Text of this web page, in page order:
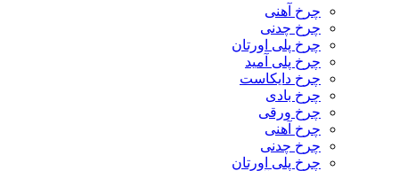
چرخ آهنی
چرخ چدنی
چرخ پلی اورتان
چرخ پلی آمید
چرخ دایکاست
چرخ بادی
چرخ ورقی
چرخ آهنی
چرخ چدنی
چرخ پلی اورتان